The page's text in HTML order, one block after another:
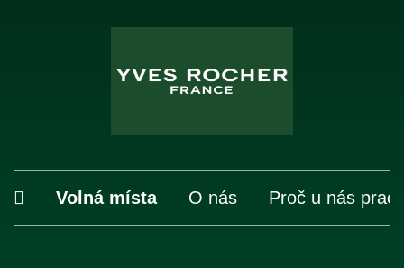
Volná místa O nás Proč u nás